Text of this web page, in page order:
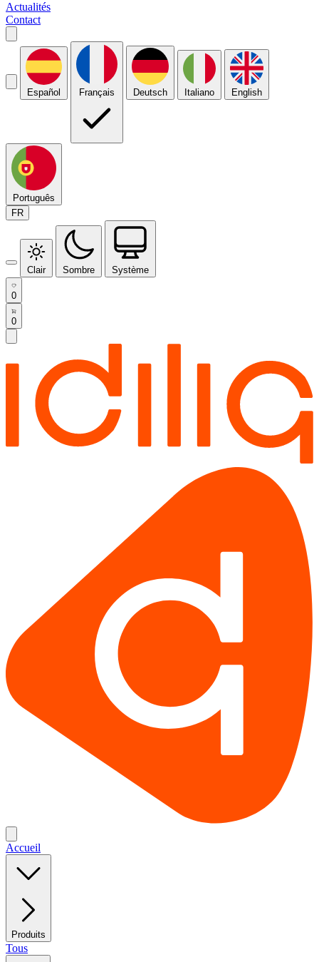
Actualités
Contact
Español Français Deutsch Italiano English
Português
FR
Clair Sombre Système
0
0
Accueil
Produits
Tous